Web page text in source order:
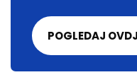
POGLEDAJ